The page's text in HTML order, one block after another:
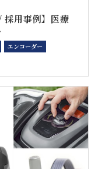
用事例】医療
エンコーダー